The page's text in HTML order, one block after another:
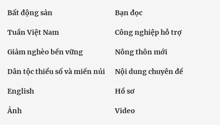
Bất động sản Bạn đọc
Tuần Việt Nam Công nghiệp hỗ trợ
Giảm nghèo bền vững Nông thôn mới
Dân tộc thiểu số và miền núi Nội dung chuyên đề
English Hồ sơ
Ảnh Video